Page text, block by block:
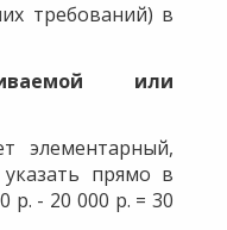
требований) в
или
элементарный,
прямо в
р. - 20 000 р. = 30